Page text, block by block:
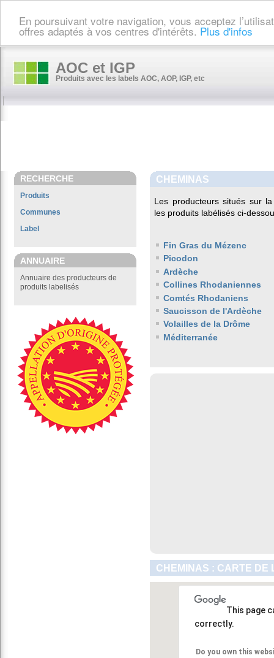
En poursuivant votre navigation, vous acceptez
offres adaptés à vos centres d'intérêts. Plus d'infos
AOC et IGP
Produits avec les labels AOC, AOP, IGP, etc
RECHERCHE
Produits
Communes
Label
ANNUAIRE
Annuaire des producteurs de
produits labelisés
CHEMINAS
Les producteurs situés sur
les produits labélisés ci-
Fin Gras du Mézenc
Picodon
Ardèche
Collines Rhodaniennes
Comtés Rhodaniens
Saucisson de l'Ardèche
Volailles de la Drôme
Méditerranée
CHEMINAS : CARTE DE
This page
correctly.
Do you own this